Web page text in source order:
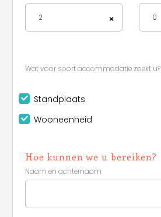
×
2 0
Wat voor soort accommodatie zoekt u?
Standplaats
Wooneenheid
Hoe kunnen we u bereiken?
Naam en achternaam